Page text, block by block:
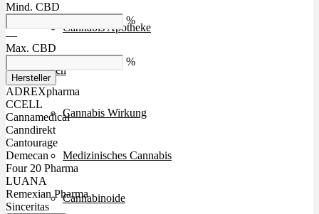
Cannabis Apotheke
Wissen
Cannabis Wirkung
Medizinisches Cannabis
Cannabinoide
Mind. CBD
%
—
Max. CBD
%
Hersteller
ADREXpharma
CCELL
Cannamedical
Canndirekt
Cantourage
Demecan
Four 20 Pharma
LUANA
Remexian Pharma
Sinceritas